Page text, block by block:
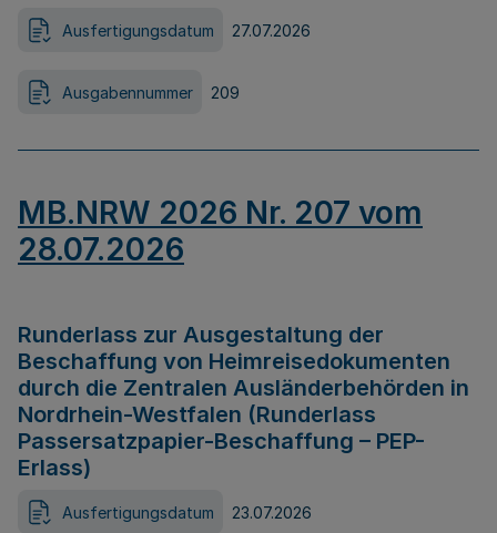
Ausfertigungsdatum 27.07.2026
Ausgabennummer 209
MB.NRW 2026 Nr. 207 vom
28.07.2026
Runderlass zur Ausgestaltung der
Beschaffung von Heimreisedokumenten
durch die Zentralen Ausländerbehörden in
Nordrhein-Westfalen (Runderlass
Passersatzpapier-Beschaffung – PEP-
Erlass)
Ausfertigungsdatum 23.07.2026